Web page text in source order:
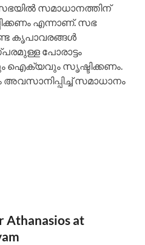
സഭയില്‍ സമാധാനത്തിന്
എന്നാണ്. സഭ
കൃപാവരങ്ങള്‍
പോരാട്ടം
ഐക്യവും സൃഷ്ടിക്കണം.
സമാധാനം
Athanasios at